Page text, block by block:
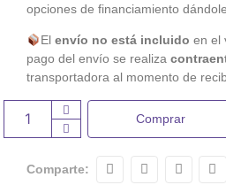
opciones de financiamiento
El envío no está incluido en el
pago del envío se realiza
transportadora al momento de
Comprar
Comparte: